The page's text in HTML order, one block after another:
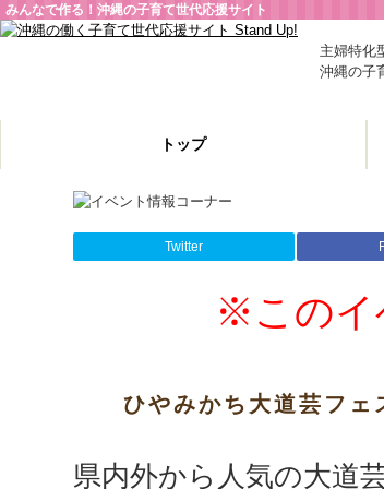
みんなで作る！沖縄の子育て世代応援サイト
主婦特化
沖縄の子
トップ
Twitter
※このイ
ひやみかち大道芸フェ
県内外から人気の大道